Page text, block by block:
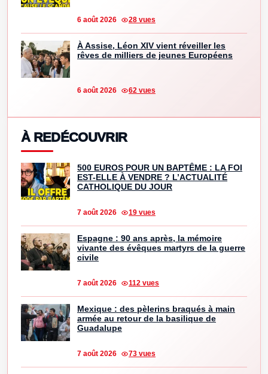
6 août 2026 28 vues
À Assise, Léon XIV vient réveiller les
rêves de milliers de jeunes Européens
6 août 2026 62 vues
À REDÉCOUVRIR
500 EUROS POUR UN BAPTÊME : LA FOI
EST-ELLE À VENDRE ? L’ACTUALITÉ
CATHOLIQUE DU JOUR
7 août 2026 19 vues
Espagne : 90 ans après, la mémoire
vivante des évêques martyrs de la guerre
civile
7 août 2026 112 vues
Mexique : des pèlerins braqués à main
armée au retour de la basilique de
Guadalupe
7 août 2026 73 vues